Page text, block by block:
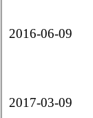
2016-06-09
2017-03-09